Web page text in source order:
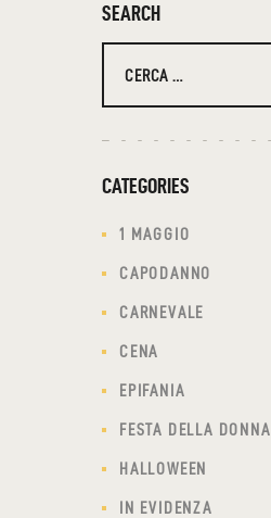
SEARCH
per:
CATEGORIES
1 MAGGIO
CAPODANNO
CARNEVALE
CENA
EPIFANIA
FESTA DELLA DONNA
HALLOWEEN
IN EVIDENZA